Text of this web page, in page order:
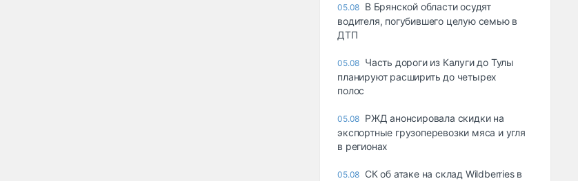
05.08 В Брянской области осудят
водителя, погубившего целую семью в
ДТП
05.08 Часть дороги из Калуги до Тулы
планируют расширить до четырех
полос
05.08 РЖД анонсировала скидки на
экспортные грузоперевозки мяса и угля
в регионах
05.08 СК об атаке на склад Wildberries в